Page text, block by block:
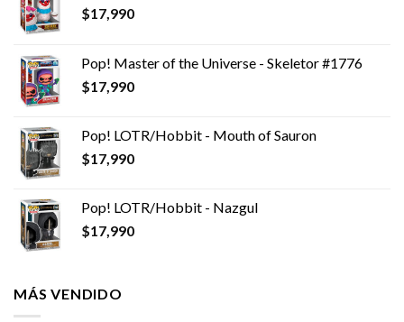
$17,990
Pop! Master of the Universe - Skeletor #1776
$17,990
Pop! LOTR/Hobbit - Mouth of Sauron
$17,990
Pop! LOTR/Hobbit - Nazgul
$17,990
MÁS VENDIDO